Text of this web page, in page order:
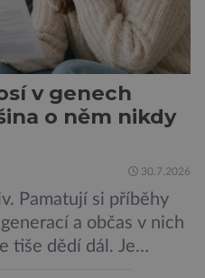
v genech
o něm nikdy
30.7.2026
Pamatují si příběhy
a občas v nich
tiše dědí dál. Je